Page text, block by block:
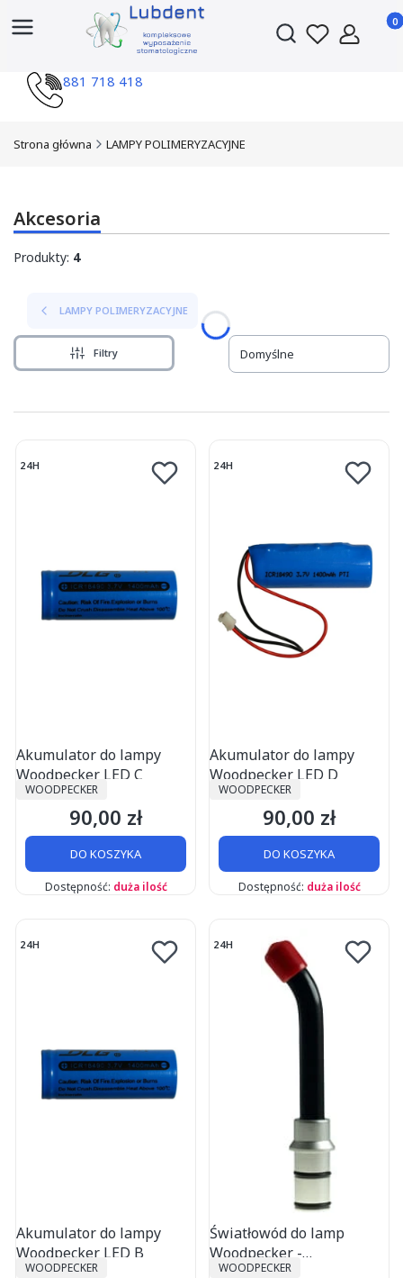
Otwórz wyszukiwarkę
881 718 418
Strona główna LAMPY POLIMERYZACYJNE
Akcesoria
Produkty: 4
LAMPY POLIMERYZACYJNE
Filtry Domyślne
24H
Akumulator do lampy
Woodpecker LED C
PRODUCENT
WOODPECKER
Cena
90,00 zł
DO KOSZYKA
Dostępność: duża ilość
24H
Akumulator do lampy
Woodpecker LED D
PRODUCENT
WOODPECKER
Cena
90,00 zł
DO KOSZYKA
Dostępność: duża ilość
24H
Akumulator do lampy
Woodpecker LED B
PRODUCENT
WOODPECKER
24H
Światłowód do lamp
Woodpecker -
uniwersalny- LED B, C, D,
PRODUCENT
WOODPECKER